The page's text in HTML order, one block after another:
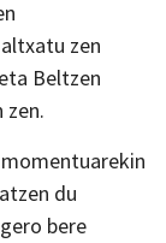
zen
Beltzen
zen.
du
bere